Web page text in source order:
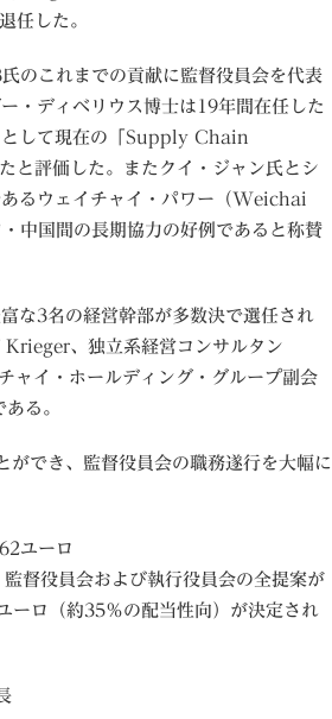
任した。
のこれまでの貢献に監督役員会を代表
・ディベリウス博士は19年間在任した
として現在の「Supply Chain
評価した。またクイ・ジャン氏とシ
るウェイチャイ・パワー（Weichai
中国間の長期協力の好例であると称賛
な3名の経営幹部が多数決で選任され
、独立系経営コンサルタン
ャイ・ホールディング・グループ副会
る。
ができ、監督役員会の職務遂行を大幅に
ユーロ
督役員会および執行役員会の全提案が
ーロ（約35％の配当性向）が決定され